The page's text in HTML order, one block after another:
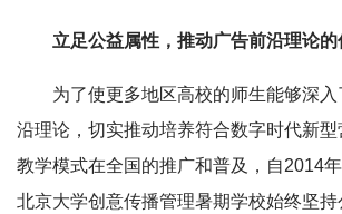
立足公益属性，推动广告前沿理论的
为了使更多地区高校的师生能够深
沿理论，切实推动培养符合数字时代新
教学模式在全国的推广和普及，自2014年
北京大学创意传播管理暑期学校始终坚